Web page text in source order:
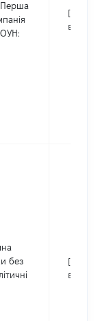
Перша
ОУН:
[Не
без
[Не